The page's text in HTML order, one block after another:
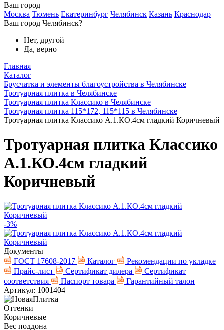
Ваш город
Москва Тюмень Екатеринбург Челябинск Казань Краснодар
Ваш город Челябинск?
Нет, другой
Да, верно
Главная
Каталог
Брусчатка и элементы благоустройства в Челябинске
Тротуарная плитка в Челябинске
Тротуарная плитка Классико в Челябинске
Тротуарная плитка 115*172, 115*115 в Челябинске
Тротуарная плитка Классико А.1.КО.4см гладкий Коричневый
Тротуарная плитка Классико
А.1.КО.4см гладкий
Коричневый
-3%
Документы
ГОСТ 17608-2017
Каталог
Рекомендации по укладке
Прайс-лист
Сертификат дилера
Сертификат
соответствия
Паспорт товара
Гарантийный талон
Артикул: 1001404
Оттенки
Коричневые
Вес поддона